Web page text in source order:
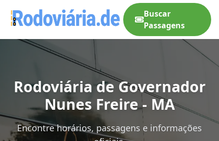
Buscar
Passagens
Rodoviária de Governador
Nunes Freire - MA
Encontre horários, passagens e informações